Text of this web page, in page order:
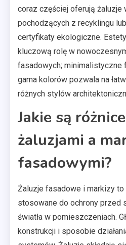
coraz częściej oferują żaluzje
pochodzących z recyklingu
certyfikaty ekologiczne.
kluczową rolę w
fasadowych; minimalistyczne
gama kolorów pozwala na
różnych stylów
Jakie są
żaluzjami a
fasadowymi?
Żaluzje fasadowe i markizy
stosowane do ochrony przed
światła w pomieszczeniach.
konstrukcji i sposobie